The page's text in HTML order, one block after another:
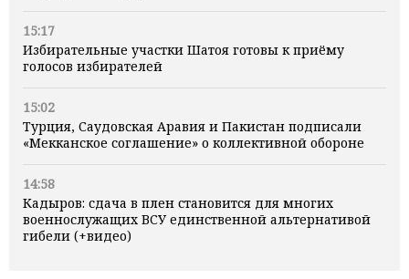
15:17
Избирательные участки Шатоя готовы к приёму
голосов избирателей
15:02
Турция, Саудовская Аравия и Пакистан подписали
«Мекканское соглашение» о коллективной обороне
14:58
Кадыров: сдача в плен становится для многих
военнослужащих ВСУ единственной альтернативой
гибели (+видео)